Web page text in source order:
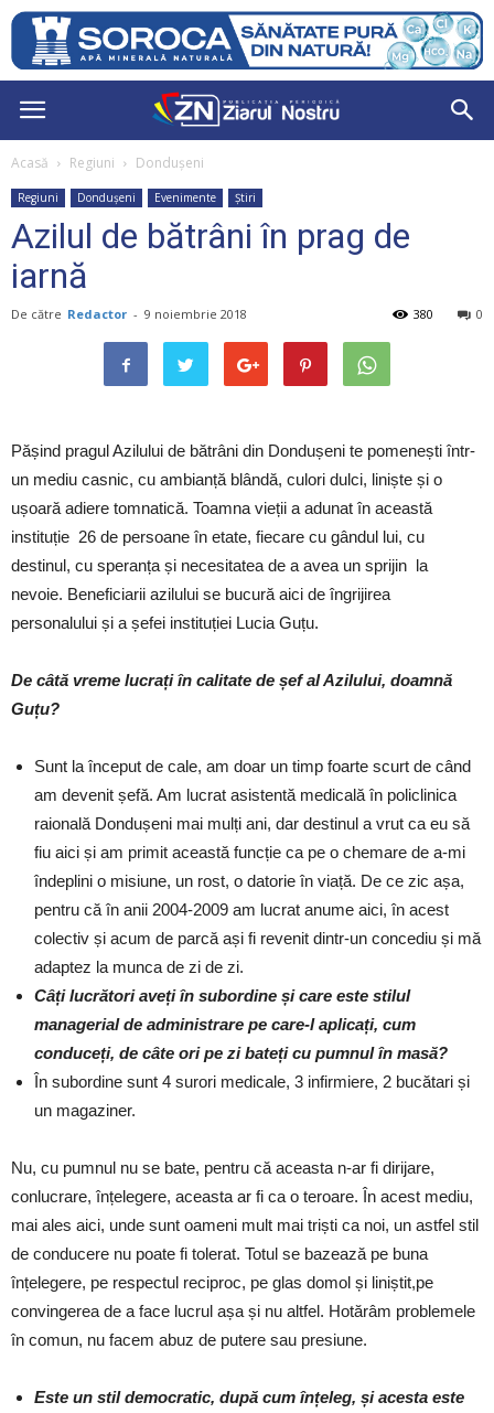
Acasă Regiuni Dondușeni
Regiuni Dondușeni Evenimente Știri
Azilul de bătrâni în prag de
iarnă
De către Redactor - 9 noiembrie 2018 0
380
Pășind pragul Azilului de bătrâni din Dondușeni te pomenești într-
un mediu casnic, cu ambianță blândă, culori dulci, liniște și o
ușoară adiere tomnatică. Toamna vieții a adunat în această
instituție 26 de persoane în etate, fiecare cu gândul lui, cu
destinul, cu speranța și necesitatea de a avea un sprijin la
nevoie. Beneficiarii azilului se bucură aici de îngrijirea
personalului și a șefei instituției Lucia Guțu.
De câtă vreme lucrați în calitate de șef al Azilului, doamnă
Guțu?
Sunt la început de cale, am doar un timp foarte scurt de când
am devenit șefă. Am lucrat asistentă medicală în policlinica
raională Dondușeni mai mulți ani, dar destinul a vrut ca eu să
fiu aici și am primit această funcție ca pe o chemare de a-mi
îndeplini o misiune, un rost, o datorie în viață. De ce zic așa,
pentru că în anii 2004-2009 am lucrat anume aici, în acest
colectiv și acum de parcă ași fi revenit dintr-un concediu și mă
adaptez la munca de zi de zi.
Câți lucrători aveți în subordine și care este stilul
managerial de administrare pe care-l aplicați, cum
conduceți, de câte ori pe zi bateți cu pumnul în masă?
În subordine sunt 4 surori medicale, 3 infirmiere, 2 bucătari și
un magaziner.
Nu, cu pumnul nu se bate, pentru că aceasta n-ar fi dirijare,
conlucrare, înțelegere, aceasta ar fi ca o teroare. În acest mediu,
mai ales aici, unde sunt oameni mult mai triști ca noi, un astfel stil
de conducere nu poate fi tolerat. Totul se bazează pe buna
înțelegere, pe respectul reciproc, pe glas domol și liniștit,pe
convingerea de a face lucrul așa și nu altfel. Hotărâm problemele
în comun, nu facem abuz de putere sau presiune.
Este un stil democratic, după cum înțeleg, și acesta este